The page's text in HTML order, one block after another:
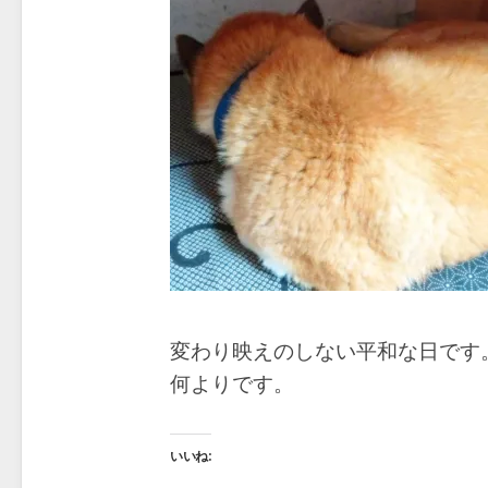
変わり映えのしない平和な日です
何よりです。
いいね: